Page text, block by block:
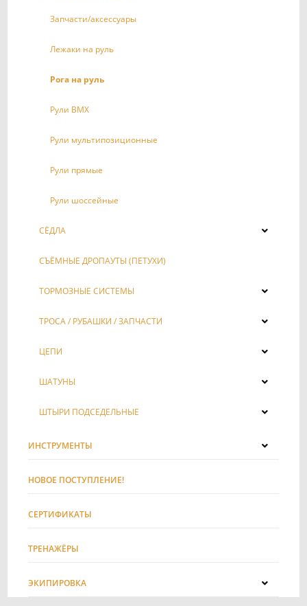
Запчасти/аксессуары
Лежаки на руль
Рога на руль
Рули BMX
Рули мультипозиционные
Рули прямые
Рули шоссейные
СЁДЛА
СЪЁМНЫЕ ДРОПАУТЫ (ПЕТУХИ)
ТОРМОЗНЫЕ СИСТЕМЫ
ТРОСА / РУБАШКИ / ЗАПЧАСТИ
ЦЕПИ
ШАТУНЫ
ШТЫРИ ПОДСЕДЕЛЬНЫЕ
ИНСТРУМЕНТЫ
НОВОЕ ПОСТУПЛЕНИЕ!
СЕРТИФИКАТЫ
ТРЕНАЖЁРЫ
ЭКИПИРОВКА